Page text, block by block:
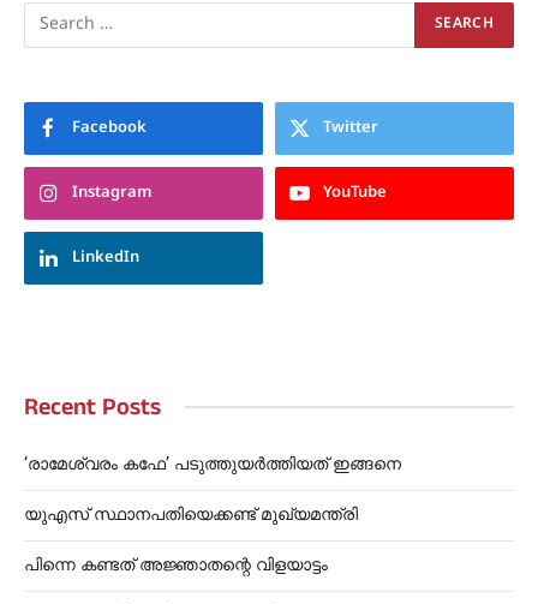
Facebook Twitter
Instagram YouTube
LinkedIn
Recent Posts
‘രാമേശ്വരം കഫേ’ പടുത്തുയർത്തിയത് ഇങ്ങനെ
യുഎസ് സ്ഥാനപതിയെക്കണ്ട് മുഖ്യമന്ത്രി
പിന്നെ കണ്ടത് അജ്ഞാതന്റെ വിളയാട്ടം